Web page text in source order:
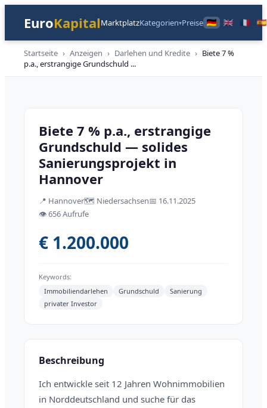
EuroKapitalMarktplatzKategorien▾Preise
Startseite › Anzeigen › Darlehen und Kredite › Biete 7 %
p.a., erstrangige Grundschuld ...
Biete 7 % p.a., erstrangige
Grundschuld — solides
Sanierungsprojekt in
Hannover
📍 Hannover🗺️ Niedersachsen📅 16.11.2025
👁️656 Aufrufe
€ 1.200.000
Keywords:
Immobiliendarlehen
Grundschuld
Sanierung
privater Investor
Beschreibung
Ich entwickle seit 12 Jahren Wohnimmobilien
in Norddeutschland und suche für das